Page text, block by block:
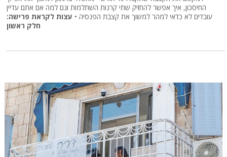
החיסכון, איך אפשר להחזיק שתי קרנות השתלמות וגם למה אם אתם עדיין
עובדים לא כדאי למהר למשוך את קצבת הפנסיה • עצות לקראת פרישה:
חלק ראשון